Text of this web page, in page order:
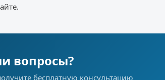
вопросы?
бесплатную консультацию